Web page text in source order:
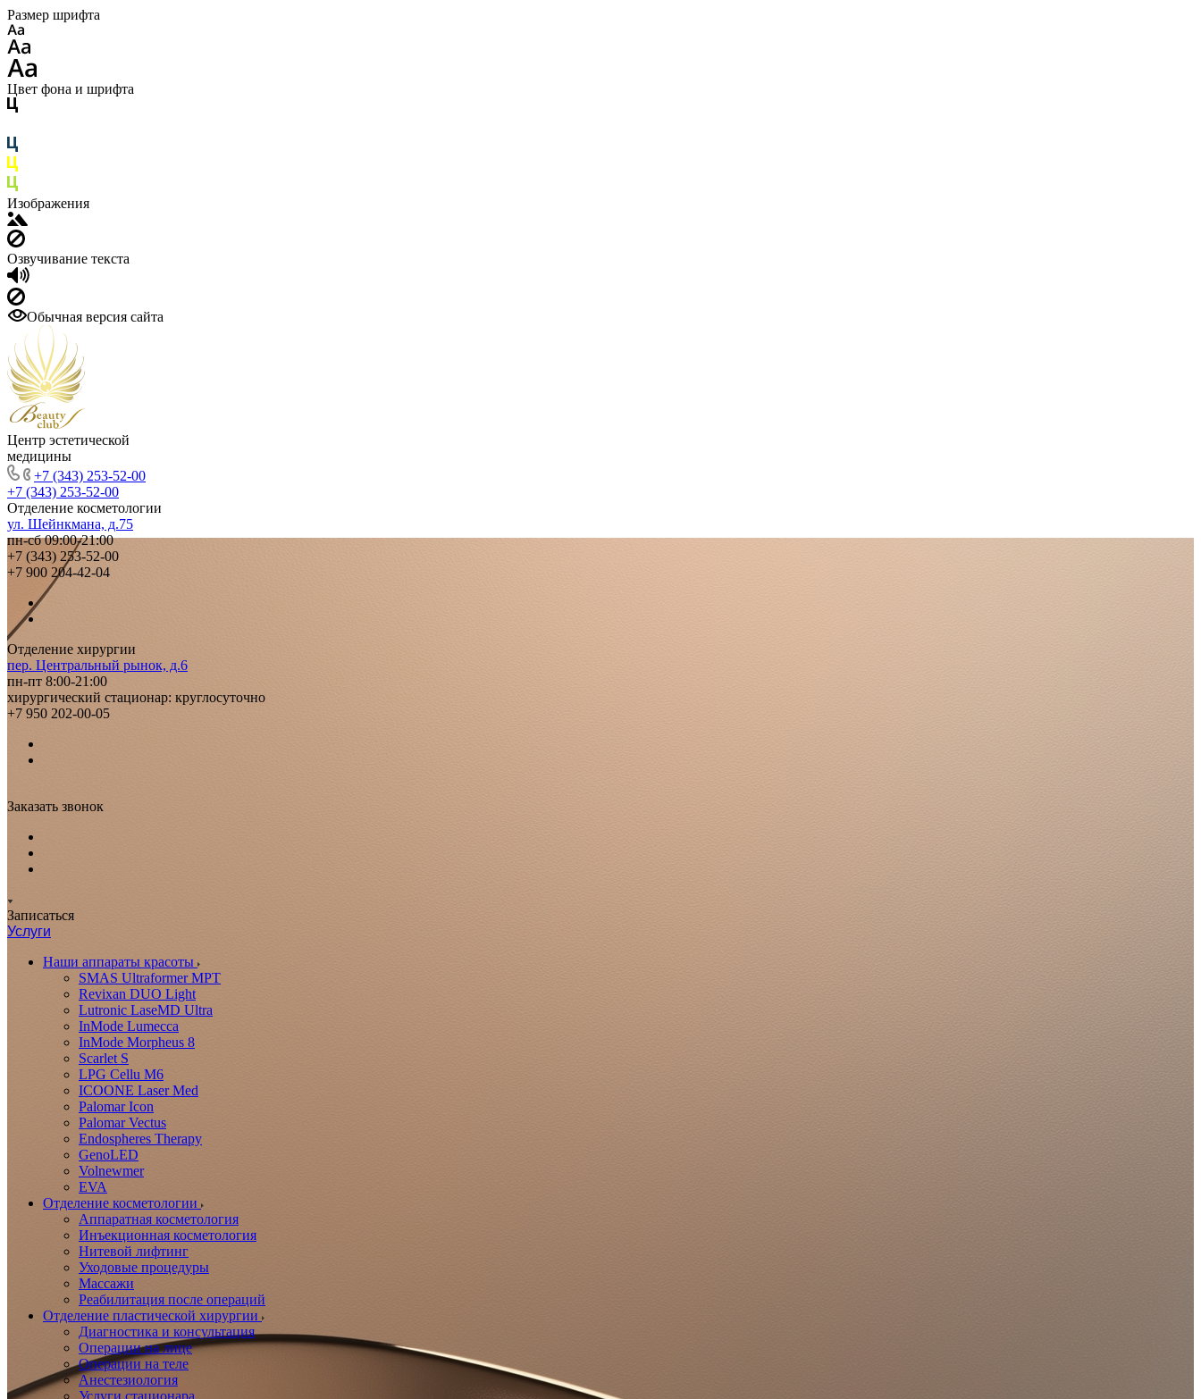
Размер шрифта
Цвет фона и шрифта
Изображения
Озвучивание текста
Обычная версия сайта
Центр эстетической
медицины
+7 (343) 253-52-00
+7 (343) 253-52-00
Отделение косметологии
ул. Шейнкмана, д.75
пн-сб 09:00-21:00
+7 (343) 253-52-00
+7 900 204-42-04
Отделение хирургии
пер. Центральный рынок, д.6
пн-пт 8:00-21:00
хирургический стационар: круглосуточно
+7 950 202-00-05
Заказать звонок
Записаться
Услуги
Наши аппараты красоты
SMAS Ultraformer MPT
Revixan DUO Light
Lutronic LaseMD Ultra
InMode Lumecca
InMode Morpheus 8
Scarlet S
LPG Cellu M6
ICOONE Laser Med
Palomar Icon
Palomar Vectus
Endospheres Therapy
GenoLED
Volnewmer
EVA
Отделение косметологии
Аппаратная косметология
Инъекционная косметология
Нитевой лифтинг
Уходовые процедуры
Массажи
Реабилитация после операций
Отделение пластической хирургии
Диагностика и консультация
Операции на лице
Операции на теле
Анестезиология
Услуги стационара